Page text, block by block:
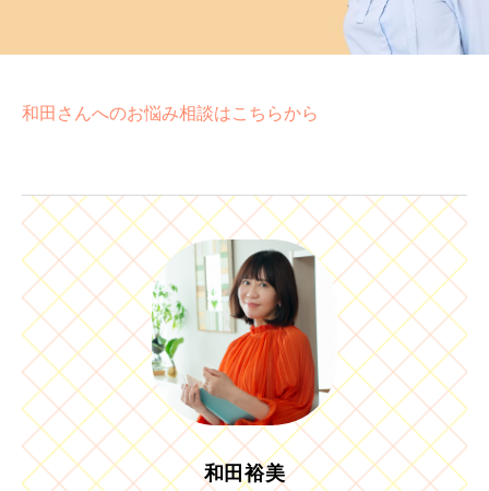
和田さんへのお悩み相談はこちらから
和田裕美